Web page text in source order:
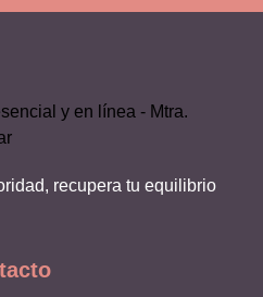
recupera tu equilibrio